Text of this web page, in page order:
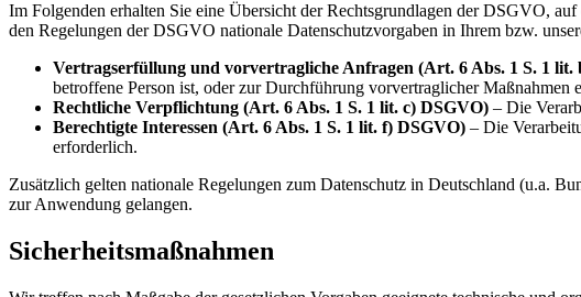
Im Folgenden erhalten Sie eine Übersicht der Rechtsgrundlagen der DSGVO,
den Regelungen der DSGVO nationale Datenschutzvorgaben in Ihrem bzw.
Vertragserfüllung und vorvertragliche Anfragen (Art. 6 Abs. 1 S. 1 lit.
betroffene Person ist, oder zur Durchführung vorvertraglicher Maßnahmen
Rechtliche Verpflichtung (Art. 6 Abs. 1 S. 1 lit. c) DSGVO) – Die
Berechtigte Interessen (Art. 6 Abs. 1 S. 1 lit. f) DSGVO) – Die
erforderlich.
Zusätzlich gelten nationale Regelungen zum Datenschutz in Deutschland (u.a.
zur Anwendung gelangen.
Sicherheitsmaßnahmen